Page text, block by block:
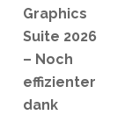
Graphics
Suite 2026
– Noch
effizienter
dank